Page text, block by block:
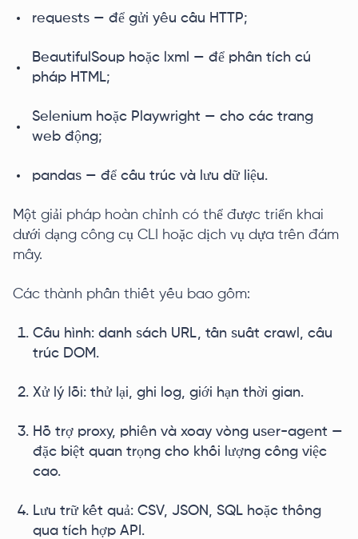
requests — để gửi yêu cầu HTTP;
BeautifulSoup hoặc lxml — để phân tích cú
pháp HTML;
Selenium hoặc Playwright — cho các trang
web động;
pandas — để cấu trúc và lưu dữ liệu.
Một giải pháp hoàn chỉnh có thể được triển khai
dưới dạng công cụ CLI hoặc dịch vụ dựa trên đám
mây.
Các thành phần thiết yếu bao gồm:
Cấu hình: danh sách URL, tần suất crawl, cấu
trúc DOM.
Xử lý lỗi: thử lại, ghi log, giới hạn thời gian.
Hỗ trợ proxy, phiên và xoay vòng user-agent —
đặc biệt quan trọng cho khối lượng công việc
cao.
Lưu trữ kết quả: CSV, JSON, SQL hoặc thông
qua tích hợp API.